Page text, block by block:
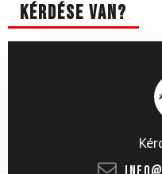
Kérdése van?